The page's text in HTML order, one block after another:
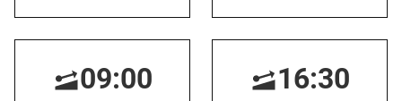
09:00 16:30